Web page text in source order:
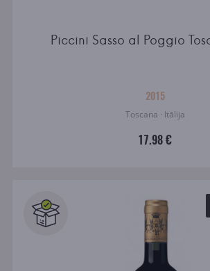
Piccini Sasso al Poggio
2015
Toscana · Itālija
17.98 €